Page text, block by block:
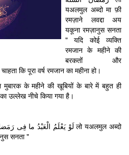
यअलमुल अब्दो मा फ़ी
रमज़ाने लवद्दा अय
यकूना रमज़ानुस सनता
" यदि कोई व्यक्ति
रमजान के महीने की
बरकतों और
कि पूरा वर्ष रमजान का महीना हो।
के महीने की खूबियों के बारे में बहुत ही
नीचे किया गया है।
सनता "